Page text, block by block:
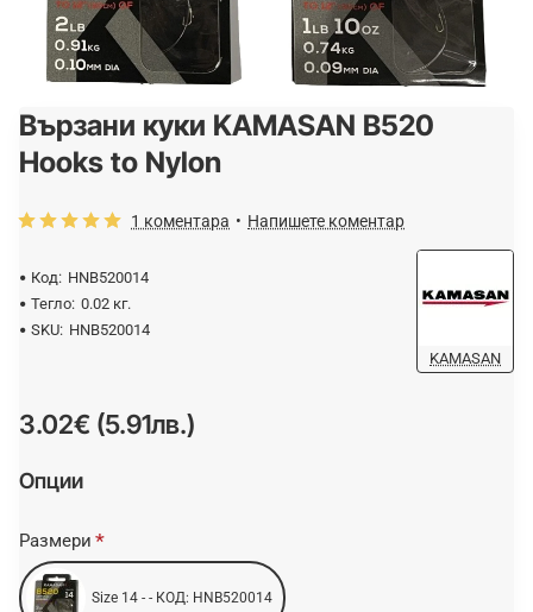
Вързани куки KAMASAN B520
Hooks to Nylon
Код: HNB520014
Тегло: 0.02 кг.
SKU: HNB520014
KAMASAN
1 коментара • Напишете коментар
3.02€ (5.91лв.)
Опции
Размери
Size 14 - - КОД: HNB520014